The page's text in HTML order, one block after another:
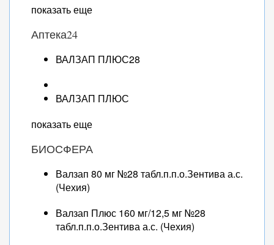
показать еще
Аптека24
ВАЛЗАП ПЛЮС28
ВАЛЗАП ПЛЮС
показать еще
БИОСФЕРА
Валзап 80 мг №28 табл.п.п.о.Зентива а.с.
(Чехия)
Валзап Плюс 160 мг/12,5 мг №28
табл.п.п.о.Зентива а.с. (Чехия)